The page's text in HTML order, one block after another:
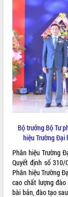
VIDEO
Loading the player...
Khám bệnh, cấp phát
và tặng quà người dân
Hội nghị UBND tỉnh
tháng 7/2026
Nam Anh hùng” và
Lao động
UBND tỉnh Đắk Lắk
vụ 6 tháng cuối năm
Kỳ họp thứ Hai, Hội
tỉnh khóa XI quyết
quan trọng
ALBUM ẢNH
Bộ trưởng Bộ Tư
hiệu Trường Đại
Phân hiệu Trường
Quyết định số
Phân hiệu Trường
cao chất lượng
bài bản, đào tạo